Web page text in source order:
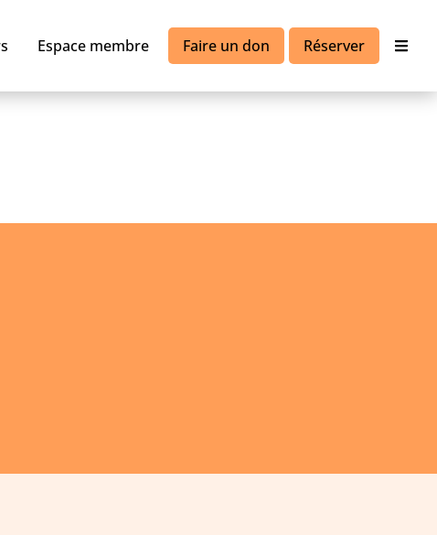
Espace membre Faire un don Réserver